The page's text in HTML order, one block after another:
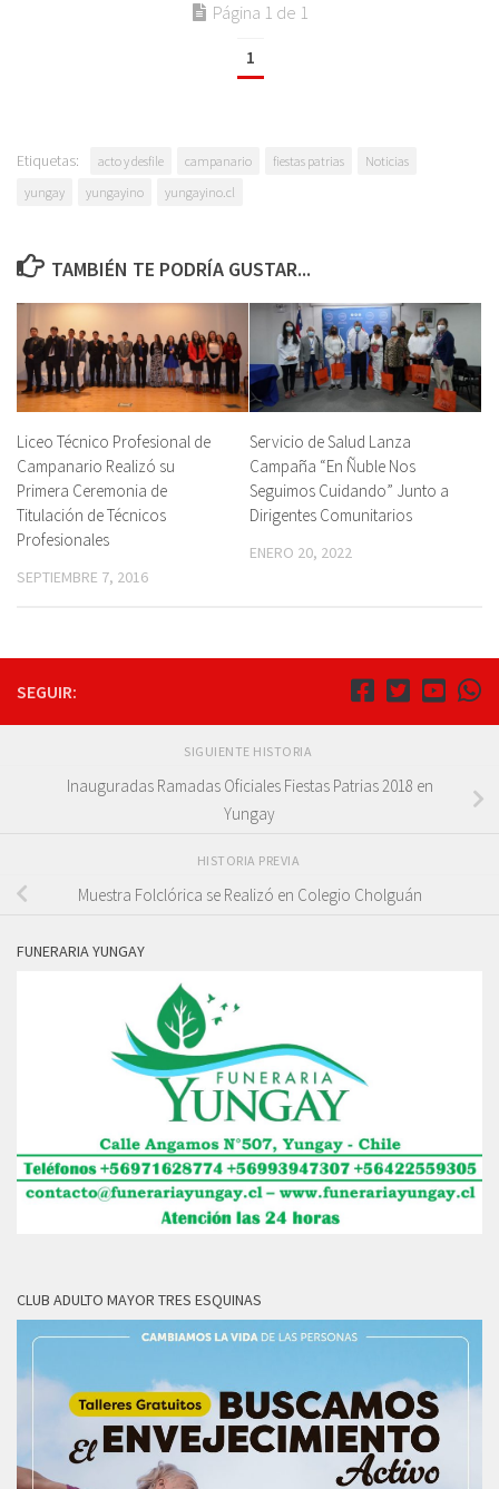
Página 1 de 1
1
Etiquetas: acto y desfile campanario fiestas patrias
Noticias
yungay
yungayino yungayino.cl
TAMBIÉN TE PODRÍA GUSTAR...
Liceo Técnico Profesional de
Campanario Realizó su
Primera Ceremonia de
Titulación de Técnicos
Profesionales
SEPTIEMBRE 7, 2016
Servicio de Salud Lanza
Campaña “En Ñuble Nos
Seguimos Cuidando” Junto a
Dirigentes Comunitarios
ENERO 20, 2022
SEGUIR:
SIGUIENTE HISTORIA
Inauguradas Ramadas Oficiales Fiestas Patrias 2018 en
Yungay
HISTORIA PREVIA
Muestra Folclórica se Realizó en Colegio Cholguán
FUNERARIA YUNGAY
CLUB ADULTO MAYOR TRES ESQUINAS